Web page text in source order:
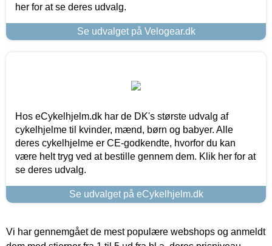
her for at se deres udvalg.
Se udvalget på Velogear.dk
Hos eCykelhjelm.dk har de DK's største udvalg af
cykelhjelme til kvinder, mænd, børn og babyer. Alle
deres cykelhjelme er CE-godkendte, hvorfor du kan
være helt tryg ved at bestille gennem dem. Klik her for at
se deres udvalg.
Se udvalget på eCykelhjelm.dk
Vi har gennemgået de mest populære webshops og anmeldt